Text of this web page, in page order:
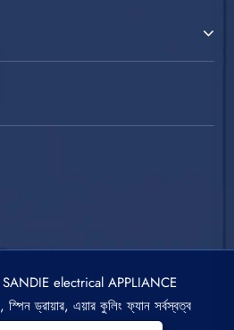
electrical APPLIANCE
ড্রায়ার, এয়ার কুলিং ফ্যান সর্বস্বত্ব